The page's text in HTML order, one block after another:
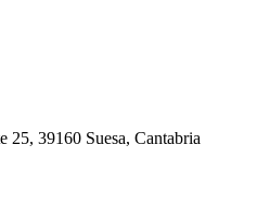
25, 39160 Suesa, Cantabria